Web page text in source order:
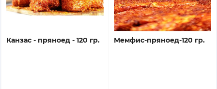
канзас - пряноед - 120 гр. мемфис-пряноед-120 гр.